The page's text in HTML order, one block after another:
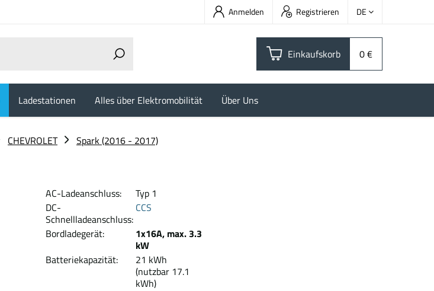
Anmelden Registrieren DE
Einkaufskorb 0 €
Ladestationen Alles über Elektromobilität Über Uns
CHEVROLET Spark (2016 - 2017)
AC-Ladeanschluss:
Typ 1
DC-
Schnellladeanschluss:
CCS
Bordladegerät:
1x16A, max. 3.3
kW
Batteriekapazität:
21 kWh
(nutzbar 17.1
kWh)